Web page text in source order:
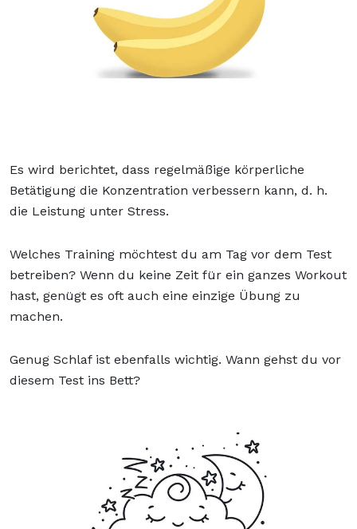
Es wird berichtet, dass regelmäßige körperliche
Betätigung die Konzentration verbessern kann, d. h.
die Leistung unter Stress.
Welches Training möchtest du am Tag vor dem Test
betreiben? Wenn du keine Zeit für ein ganzes Workout
hast, genügt es oft auch eine einzige Übung zu
machen.
Genug Schlaf ist ebenfalls wichtig. Wann gehst du vor
diesem Test ins Bett?